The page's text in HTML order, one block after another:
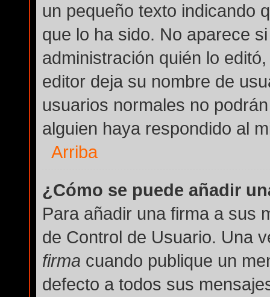
un pequeño texto indicando
que lo ha sido. No aparece
administración quién lo
editor deja su nombre de
usuarios normales no
alguien haya respondido al
Arriba
¿Cómo se puede añadir
Para añadir una firma a sus
de Control de Usuario. Una
firma cuando publique un
defecto a todos sus